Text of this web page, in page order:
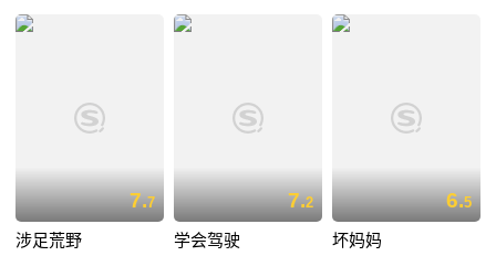
7.7
涉足荒野
7.2
学会驾驶
6.5
坏妈妈